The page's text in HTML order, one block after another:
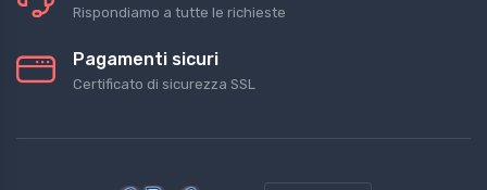
Rispondiamo a tutte le richieste
Pagamenti sicuri
Certificato di sicurezza SSL